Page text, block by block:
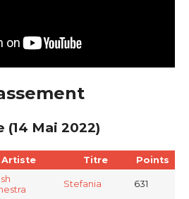
(14 Mai 2022)
Artiste Titre Points
Stefania 631